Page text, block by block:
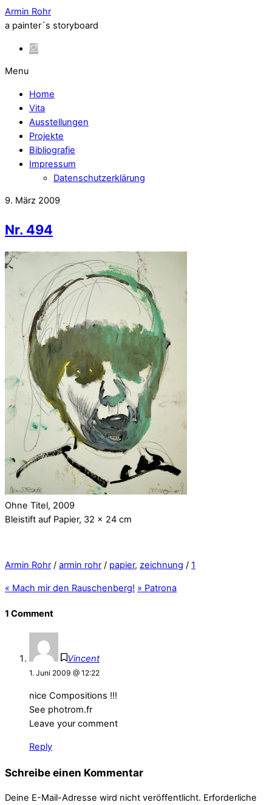
Armin Rohr
a painter´s storyboard
Menu
Home
Vita
Ausstellungen
Projekte
Bibliografie
Impressum
Datenschutzerklärung
9. März 2009
Nr. 494
Ohne Titel, 2009
Bleistift auf Papier, 32 x 24 cm
Armin Rohr / armin rohr / papier, zeichnung / 1
« Mach mir den Rauschenberg! » Patrona
1 Comment
Vincent
1. Juni 2009 @ 12:22
nice Compositions !!!
See photrom.fr
Leave your comment
Reply
Schreibe einen Kommentar
Deine E-Mail-Adresse wird nicht veröffentlicht. Erforderliche